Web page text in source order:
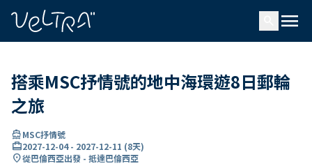
menu
搭乘MSC抒情號的地中海環遊8日郵輪
之旅
directions_boatMSC抒情號
card_travel2027-12-04- 2027-12-11 (8天)
location_on從巴倫西亞出發 - 抵達巴倫西亞